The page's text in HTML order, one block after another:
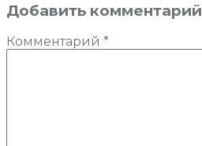
Добавить комментарий
Комментарий *